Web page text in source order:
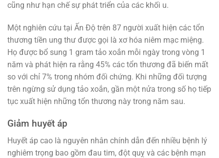
cũng như hạn chế sự phát triển của các khối u.
Một nghiên cứu tại Ấn Độ trên 87 người xuất hiện các tổn
thương tiền ung thư được gọi là xơ hóa niêm mạc miệng.
Họ được bổ sung 1 gram tảo xoắn mỗi ngày trong vòng 1
năm và phát hiện ra rằng 45% các tổn thương đã biến mất
so với chỉ 7% trong nhóm đối chứng. Khi những đối tượng
trên ngừng sử dụng tảo xoắn, gần một nửa trong số họ tiếp
tục xuất hiện những tổn thương này trong năm sau.
Giảm huyết áp
Huyết áp cao là nguyên nhân chính dẫn đến nhiều bệnh lý
nghiêm trọng bao gồm đau tim, đột quỵ và các bệnh mạn